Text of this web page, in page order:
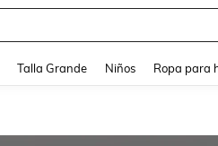
Talla Grande Niños Ropa para